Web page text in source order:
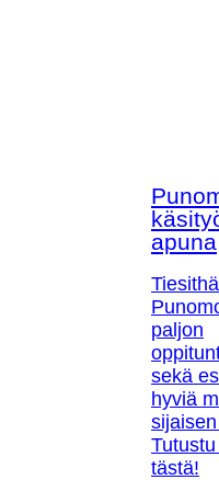
apuna
paljon
sekä
hyviä
tästä!